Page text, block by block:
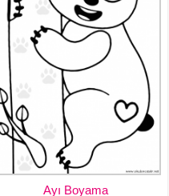
Ayı Boyama